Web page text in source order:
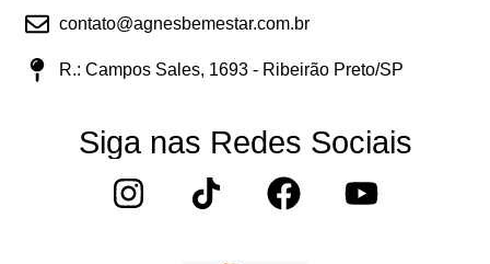
contato@agnesbemestar.com.br
R.: Campos Sales, 1693 - Ribeirão Preto/SP
Siga nas Redes Sociais